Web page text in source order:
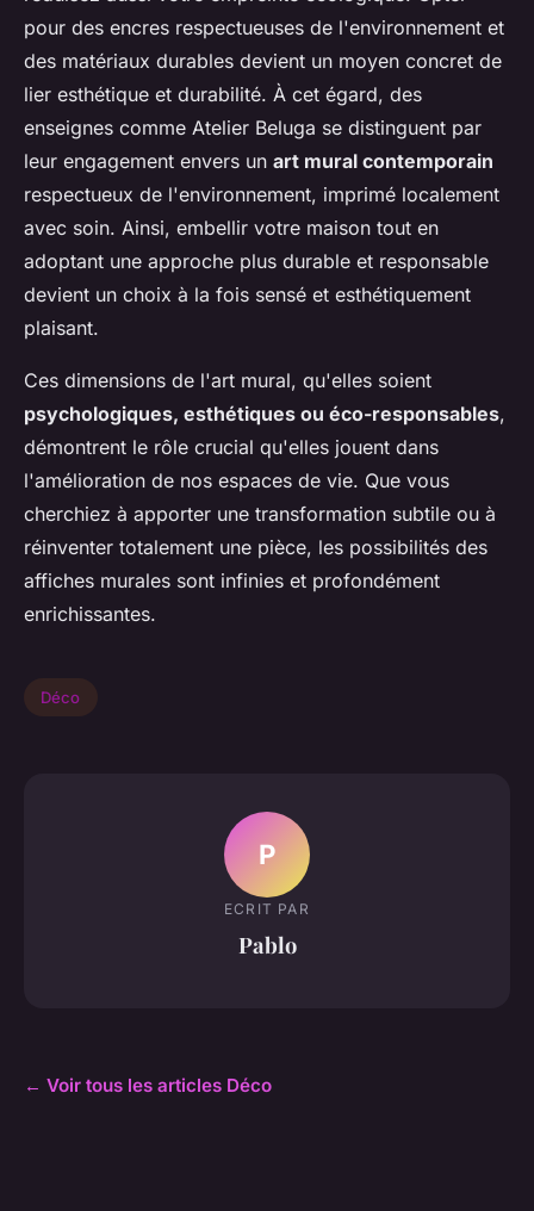
pour des encres respectueuses de l'environnement et
des matériaux durables devient un moyen concret de
lier esthétique et durabilité. À cet égard, des
enseignes comme Atelier Beluga se distinguent par
leur engagement envers un art mural contemporain
respectueux de l'environnement, imprimé localement
avec soin. Ainsi, embellir votre maison tout en
adoptant une approche plus durable et responsable
devient un choix à la fois sensé et esthétiquement
plaisant.
Ces dimensions de l'art mural, qu'elles soient
psychologiques, esthétiques ou éco-responsables,
démontrent le rôle crucial qu'elles jouent dans
l'amélioration de nos espaces de vie. Que vous
cherchiez à apporter une transformation subtile ou à
réinventer totalement une pièce, les possibilités des
affiches murales sont infinies et profondément
enrichissantes.
Déco
P
ECRIT PAR
Pablo
← Voir tous les articles Déco